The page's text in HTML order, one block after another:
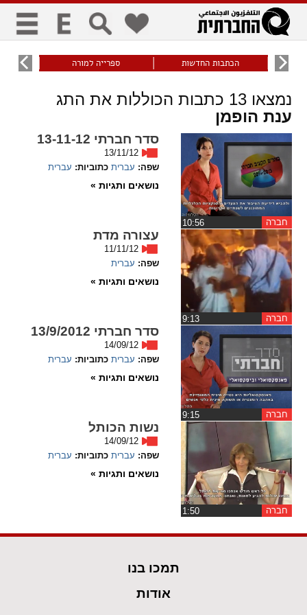
כללי
visibility_off
ביטול הבהובים
keyboard
ניווט מקלדת
title
סימון כותרות
זום
zoom_out
התרחק
zoom_in
גופנים
remove_circle_outline
Decrease font
add_circle_outline
spellcheck
גופן קריא
ניגודיות צבעים
brightness_high
ניגודיות בהירה
brightness_low
קו תחתי לקישורים סימון קישורים
cached
איפוס
flag
הכתבות החדשות ספרייה למורה עוני
נמצאו13 כתבות הכוללות את התג
ענת הופמן
חברה
סדר חברתי 13-11-12
13/11/12
שפה: עברית כתוביות: עברית
נושאים ותגיות »
חברה
עצורה מדת
11/11/12
שפה: עברית
נושאים ותגיות »
חברה
סדר חברתי 13/9/2012
14/09/12
שפה: עברית כתוביות: עברית
נושאים ותגיות »
חברה
נשות הכותל
14/09/12
שפה: עברית כתוביות: עברית
נושאים ותגיות »
תמכו בנו
אודות